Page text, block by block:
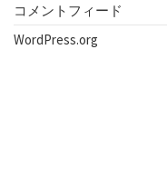
コメントフィード
WordPress.org